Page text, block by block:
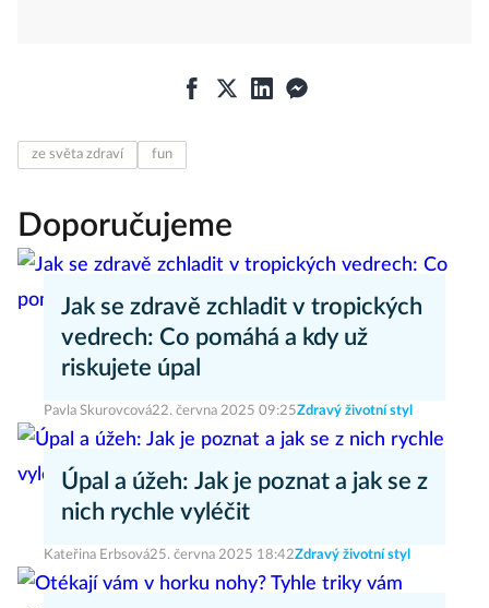
ze světa zdraví fun
Doporučujeme
Jak se zdravě zchladit v tropických
vedrech: Co pomáhá a kdy už
riskujete úpal
Pavla Skurovcová22. června 2025 09:25Zdravý životní styl
Úpal a úžeh: Jak je poznat a jak se z
nich rychle vyléčit
Kateřina Erbsová25. června 2025 18:42Zdravý životní styl